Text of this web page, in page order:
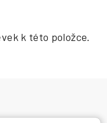
k této položce.